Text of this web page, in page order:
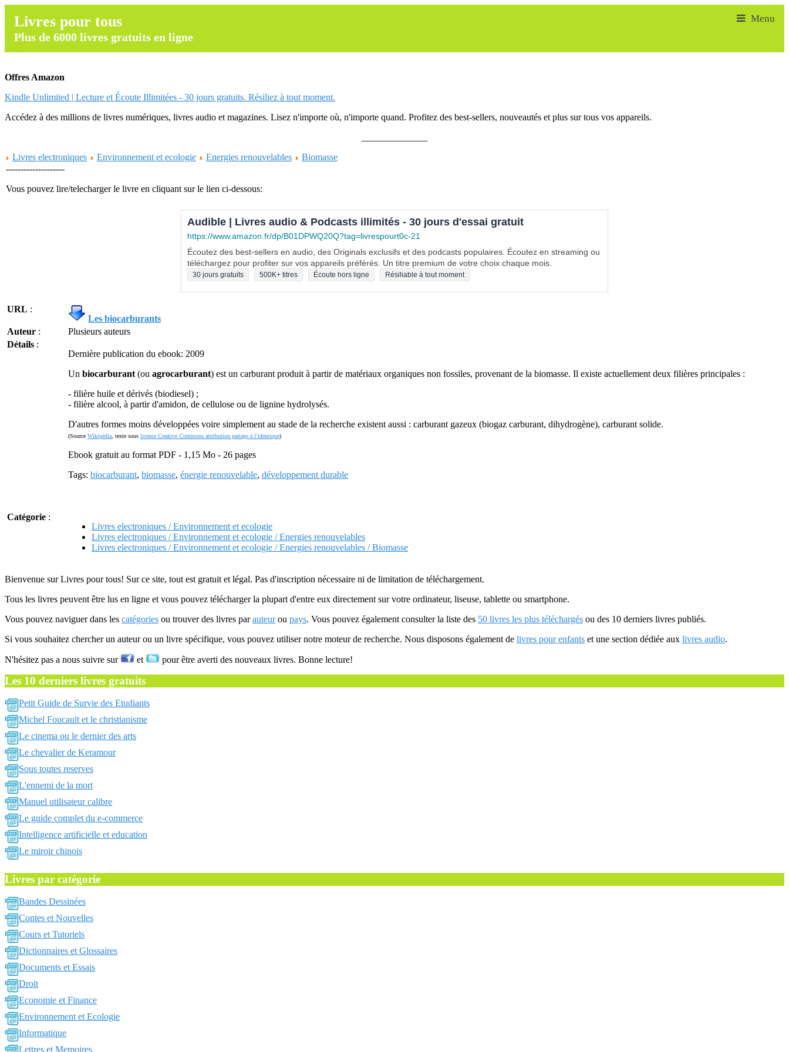
Livres pour tous
Plus de 6000 livres gratuits en ligne
Offres Amazon
Kindle Unlimited | Lecture et Écoute Illimitées - 30 jours gratuits. Résiliez à tout moment.
Accédez à des millions de livres numériques, livres audio et magazines. Lisez n'importe où, n'importe quand. Profitez des best-sellers, nouveautés et plus sur tous vos appareils.
Livres electroniques
Environnement et ecologie Energies renouvelables
Biomasse
--------------------
Vous pouvez lire/telecharger le livre en cliquant sur le lien ci-dessous:
Audible | Livres audio & Podcasts illimités - 30 jours d'essai gratuit
https://www.amazon.fr/dp/B01DPWQ20Q?tag=livrespourt0c-21
Écoutez des best-sellers en audio, des Originals exclusifs et des podcasts populaires. Écoutez en streaming ou
téléchargez pour profiter sur vos appareils préférés. Un titre premium de votre choix chaque mois.
30 jours gratuits 500K+ titres Écoute hors ligne Résiliable à tout moment
URL :
Les biocarburants
Auteur :
Plusieurs auteurs
Détails :
Dernière publication du ebook: 2009
Un biocarburant (ou agrocarburant) est un carburant produit à partir de matériaux organiques non fossiles, provenant de la biomasse. Il existe actuellement deux filières principales :
- filière huile et dérivés (biodiesel) ;
- filière alcool, à partir d'amidon, de cellulose ou de lignine hydrolysés.
D'autres formes moins développées voire simplement au stade de la recherche existent aussi : carburant gazeux (biogaz carburant, dihydrogène), carburant solide.
(Source Wikipédia , texte sous licence Creative Commons attribution partage à l’identique)
Ebook gratuit au format PDF - 1,15 Mo - 26 pages
Tags: biocarburant, biomasse, énergie renouvelable, développement durable
Catégorie :
Livres electroniques / Environnement et ecologie
Livres electroniques / Environnement et ecologie / Energies renouvelables
Livres electroniques / Environnement et ecologie / Energies renouvelables / Biomasse
Bienvenue sur Livres pour tous! Sur ce site, tout est gratuit et légal. Pas d'inscription nécessaire ni de limitation de téléchargement.
Tous les livres peuvent être lus en ligne et vous pouvez télécharger la plupart d'entre eux directement sur votre ordinateur, liseuse, tablette ou smartphone.
Vous pouvez naviguer dans les catégories ou trouver des livres parauteurou pays. Vous pouvez également consulter la liste des 50 livres les plus téléchargés ou des 10 derniers livres publiés.
Si vous souhaitez chercher un auteur ou un livre spécifique, vous pouvez utiliser notre moteur de recherche. Nous disposons également de livres pour enfants et une section dédiée aux livres audio.
N'hésitez pas a nous suivre sur et pour être averti des nouveaux livres. Bonne lecture!
Les 10 derniers livres gratuits
Petit Guide de Survie des Etudiants
Michel Foucault et le christianisme
Le cinema ou le dernier des arts
Le chevalier de Keramour
Sous toutes reserves
L'ennemi de la mort
Manuel utilisateur calibre
Le guide complet du e-commerce
Intelligence artificielle et education
Le miroir chinois
Livres par catégorie
Bandes Dessinées
Contes et Nouvelles
Cours et Tutoriels
Dictionnaires et Glossaires
Documents et Essais
Droit
Economie et Finance
Environnement et Ecologie
Informatique
Lettres et Memoires